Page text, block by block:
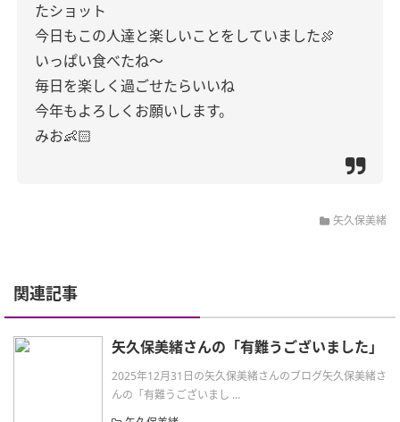
たショット
今日もこの人達と楽しいことをしていました🍖
いっぱい食べたね〜
毎日を楽しく過ごせたらいいね
今年もよろしくお願いします。
みお👶🏻
矢久保美緒
関連記事
矢久保美緒さんの「有難うございました」
2025年12月31日の矢久保美緒さんのブログ矢久保美緒さ
んの「有難うございまし ...